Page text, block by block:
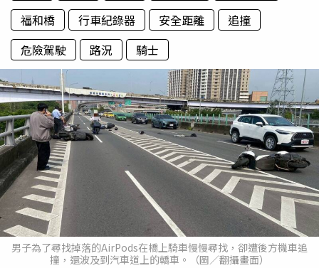
福和橋
行車紀錄器 安全距離
追撞
危險駕駛
路況 騎士
男子為了尋找掉落的AirPods在橋上騎車慢慢尋找，卻遭後方機車追
撞，還波及到汽車道上的轎車。（圖／翻攝畫面）